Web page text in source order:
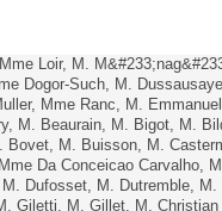
Loir, M.
Dogor-Such, M.
Mme Ranc, M.
M. Beaurain, M. Bigot, M.
Bovet, M. Buisson, M.
Da Conceicao Carvalho,
Dufosset, M. Dutremble,
Giletti, M. Gillet, M.